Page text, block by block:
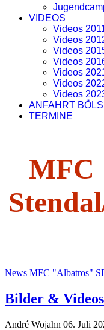
VIDEOS
Videos
Videos
Videos
Videos
Videos
Videos
Videos
ANFAHRT
TERMINE
MFC
News MFC "Albatros"
Bilder &
André Wojahn 06. Juli